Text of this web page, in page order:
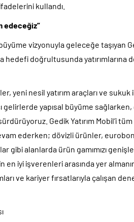
kullandı.
edeceğiz”
vizyonuyla geleceğe taşıyan
hedefi doğrultusunda
yeni nesil yatırım araçları ve sukuk
gelirlerde yapısal büyüme
Gedik Yatırım Mobil’i
ederken; dövizli ürünler,
gibi alanlarda ürün gamımızı
en iyi işverenleri arasında yer
ve kariyer fırsatlarıyla çalışan